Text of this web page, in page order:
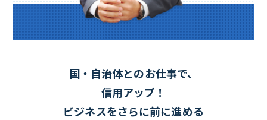
国・自治体とのお仕事で、
信用アップ！
ビジネスをさらに前に進める